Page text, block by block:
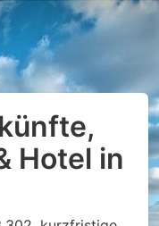
Hotel in